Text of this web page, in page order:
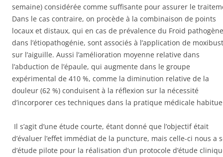
semaine) considérée comme suffisante pour assurer le
Dans le cas contraire, on procède à la combinaison de points
locaux et distaux, qui en cas de prévalence du Froid pathogène
dans l’étiopathogénie, sont associés à l’application de
sur l’aiguille. Aussi l’amélioration moyenne relative dans
l’abduction de l’épaule, qui augmente dans le groupe
expérimental de 410 %, comme la diminution relative de la
douleur (62 %) conduisent à la réflexion sur la nécessité
d’incorporer ces techniques dans la pratique médicale
Il s’agit d’une étude courte, étant donné que l’objectif était
d’évaluer l’effet immédiat de la puncture, mais celle-ci nous a
d’étude pilote pour la réalisation d’un protocole d’étude